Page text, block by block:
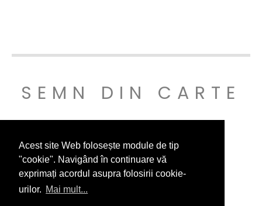
Acest site Web folosește module de tip
"cookie". Navigând în continuare vă
exprimați acordul asupra folosirii cookie-
urilor. Mai mult...
SEMN DIN CARTE